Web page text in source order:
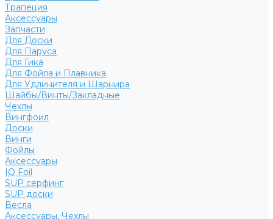
Трапеция
Аксессуары
Запчасти
Для Доски
Для Паруса
Для Гика
Для Фойла и Плавника
Для Удлинителя и Шарнира
Шайбы/Винты/Закладные
Чехлы
Вингфоил
Доски
Винги
Фойлы
Аксессуары
IQ Foil
SUP серфинг
SUP доски
Весла
Аксессуары, Чехлы